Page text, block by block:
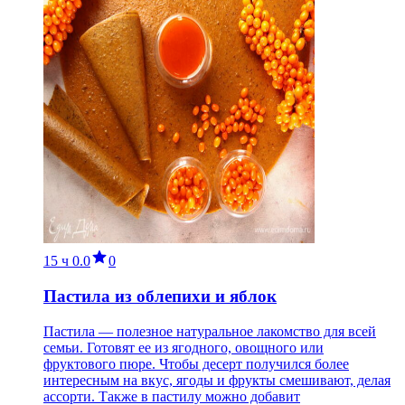
15 ч 0.0 0
Пастила из облепихи и яблок
Пастила — полезное натуральное лакомство для всей
семьи. Готовят ее из ягодного, овощного или
фруктового пюре. Чтобы десерт получился более
интересным на вкус, ягоды и фрукты смешивают, делая
ассорти. Также в пастилу можно добавит